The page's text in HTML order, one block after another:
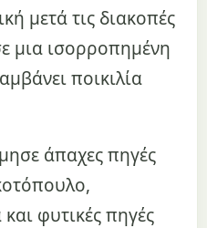
μετά τις διακοπές
μια ισορροπημένη
ποικιλία
άπαχες πηγές
φυτικές πηγές